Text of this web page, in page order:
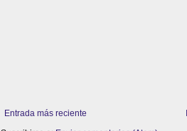
Entrada más reciente